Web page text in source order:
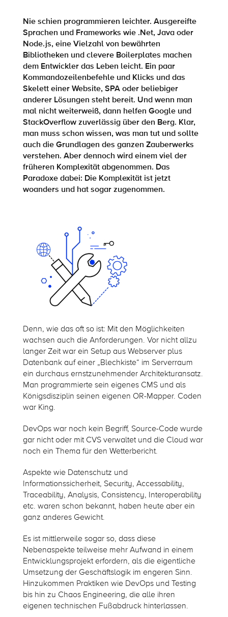
Nie schien programmieren leichter. Ausgereifte
Sprachen und Frameworks wie .Net, Java oder
Node.js, eine Vielzahl von bewährten
Bibliotheken und clevere Boilerplates machen
dem Entwickler das Leben leicht. Ein paar
Kommandozeilenbefehle und Klicks und das
Skelett einer Website, SPA oder beliebiger
anderer Lösungen steht bereit. Und wenn man
mal nicht weiterweiß, dann helfen Google und
StackOverflowzuverlässig über den Berg. Klar,
man muss schon wissen, was man tutund sollte
auch die Grundlagen des ganzen Zauberwerks
verstehen. Aber dennoch wird einem viel der
früheren Komplexität abgenommen. Das
Paradoxe dabei: Die Komplexität ist jetzt
woanders und hat sogar zugenommen.
Denn, wie das oft so ist: Mit den Möglichkeiten
wachsen auch die Anforderungen. Vor nicht allzu
langer Zeit war ein Setup aus Webserver plus
Datenbank auf einer „Blechkiste“ im Serverraum
ein durchaus ernstzunehmender Architekturansatz.
Man programmierte sein eigenes CMS und als
Königsdisziplin seinen eigenen OR-Mapper. Coden
war King.
DevOps war noch kein Begriff, Source-Code wurde
gar nicht oder mit CVS verwaltet und die Cloud war
noch ein Thema für den Wetterbericht.
Aspekte wie Datenschutz und
Informationssicherheit, Security, Accessability,
Traceability, Analysis, Consistency, Interoperability
etc. waren schon bekannt, haben heute aber ein
ganz anderes Gewicht.
Es ist mittlerweile sogar so, dass diese
Nebenaspekte teilweise mehr Aufwand in einem
Entwicklungsprojekt erfordern, als die eigentliche
Umsetzung der Geschäftslogik im engeren Sinn.
Hinzukommen Praktiken wie DevOps und Testing
bis hin zu Chaos Engineering, die alle ihren
eigenen technischen Fußabdruck hinterlassen.